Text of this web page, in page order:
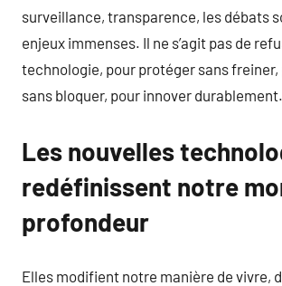
surveillance, transparence, les débats
enjeux immenses. Il ne s’agit pas de
technologie, pour protéger sans freiner,
sans bloquer, pour innover durablement.
Les nouvelles
redéfinissent notre
profondeur
Elles modifient notre manière de vivre,